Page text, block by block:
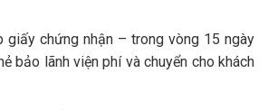
giấy chứng nhận – trong vòng 15 ngày
bảo lãnh viện phí và chuyển cho khách